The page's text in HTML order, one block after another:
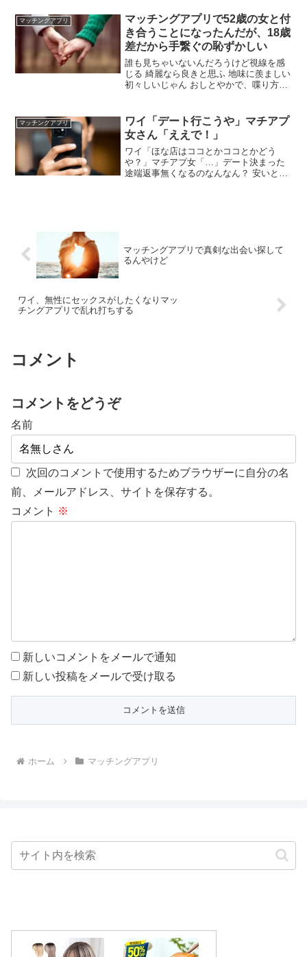
て女は多いで 毎日やりとりする必要ない
やろ アポだけとったら数日おいてちょろ
っとやりとりしたらええわ
マッチングアプリ
マッチングアプリで52歳の女と付
き合うことになったんだが、18歳
差だから手繋ぐの恥ずかしい
誰も見ちゃいないんだろうけど視線を感
じる 綺麗なら良きと思ふ 地味に羨ましい
初々しいじゃん おしとやかで、喋り方が
「うん、うーん♪ふんふん♪」とか独り言
多いし 向こうも結婚なんて考えてないだ
ろ
マッチングアプリ
ワイ「デート行こうや」マチアプ
女さん「ええで！」
ワイ「ほな店はココとかココとかどう
や？」マチアプ女「…」デート決まった
途端返事無くなるのなんなん？ 安いとこ
マッチングアプリで真剣な出会い探して
るんやけど
ワイ、無性にセックスがしたくなりマッ
チングアプリで乱れ打ちする
コメント
コメントをどうぞ
名前
次回のコメントで使用するためブラウザーに自分の名
前、メールアドレス、サイトを保存する。
コメント ※
新しいコメントをメールで通知
新しい投稿をメールで受け取る
ホーム マッチングアプリ